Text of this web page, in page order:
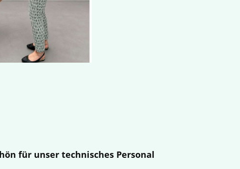
für unser technisches Personal